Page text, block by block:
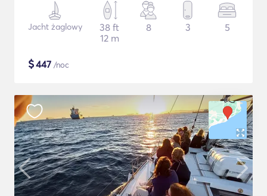
Jacht żaglowy
38 ft
12 m
8 3 5
$447 /noc